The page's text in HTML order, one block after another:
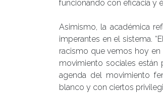
funcionando con eficacia y
Asimismo, la académica
imperantes en el sistema.
racismo que vemos hoy
movimiento sociales están
agenda del movimiento
blanco y con ciertos